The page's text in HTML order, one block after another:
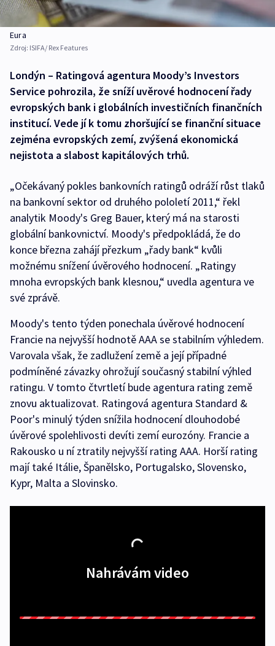
Eura
Zdroj: ISIFA/ Rex Features
Londýn – Ratingová agentura Moody’s Investors
Service pohrozila, že sníží uvěrové hodnocení řady
evropských bank i globálních investičních finančních
institucí. Vede jí k tomu zhoršující se finanční situace
zejména evropských zemí, zvýšená ekonomická
nejistota a slabost kapitálových trhů.
„Očekávaný pokles bankovních ratingů odráží růst tlaků
na bankovní sektor od druhého pololetí 2011,“ řekl
analytik Moody's Greg Bauer, který má na starosti
globální bankovnictví. Moody's předpokládá, že do
konce března zahájí přezkum „řady bank“ kvůli
možnému snížení úvěrového hodnocení. „Ratingy
mnoha evropských bank klesnou,“ uvedla agentura ve
své zprávě.
Moody's tento týden ponechala úvěrové hodnocení
Francie na nejvyšší hodnotě AAA se stabilním výhledem.
Varovala však, že zadlužení země a její případné
podmíněné závazky ohrožují současný stabilní výhled
ratingu. V tomto čtvrtletí bude agentura rating země
znovu aktualizovat. Ratingová agentura Standard &
Poor's minulý týden snížila hodnocení dlouhodobé
úvěrové spolehlivosti devíti zemí eurozóny. Francie a
Rakousko u ní ztratily nejvyšší rating AAA. Horší rating
mají také Itálie, Španělsko, Portugalsko, Slovensko,
Kypr, Malta a Slovinsko.
Nahrávám video